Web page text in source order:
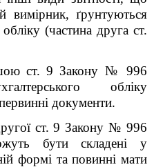
вимірник, ґрунтуються
(частина друга ст.
ст. 9 Закону № 996
обліку
документи.
ст. 9 Закону № 996
бути складені у
формі та повинні мати